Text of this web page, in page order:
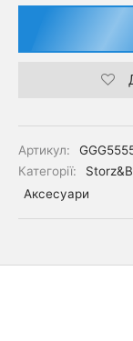
Артикул:
Категорії:
Аксесуари